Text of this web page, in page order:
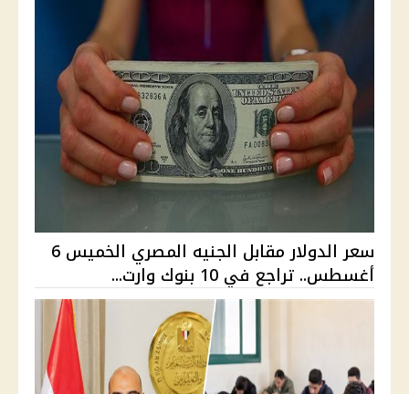
سعر الدولار مقابل الجنيه المصري الخميس 6
أغسطس.. تراجع في 10 بنوك وارت...